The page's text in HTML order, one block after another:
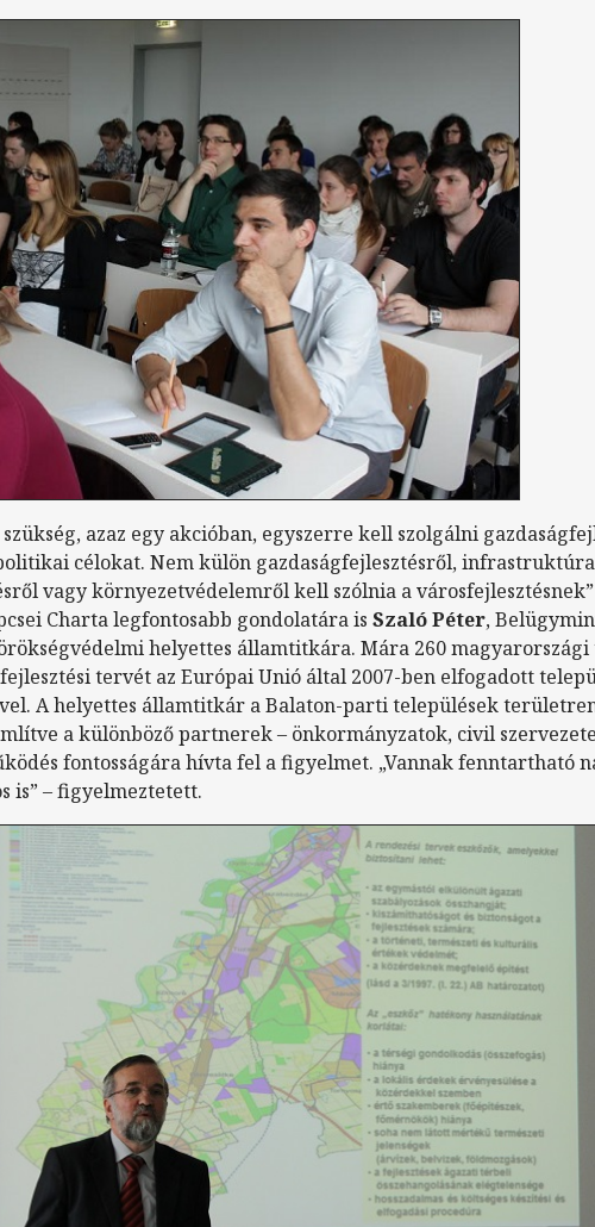
azaz egy akcióban, egyszerre kell szolgálni
célokat. Nem külön gazdaságfejlesztésről,
vagy környezetvédelemről kell szólnia a
Charta legfontosabb gondolatára is Szaló Péter,
helyettes államtitkára. Mára 260 magyarországi
tervét az Európai Unió által 2007-ben elfogadott
A helyettes államtitkár a Balaton-parti települések
a különböző partnerek – önkormányzatok, civil
fontosságára hívta fel a figyelmet. „Vannak fenntartható
is” – figyelmeztetett.